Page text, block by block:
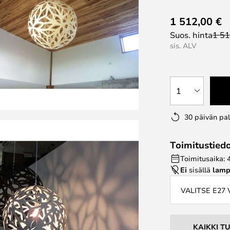
1 512,00 €
Suos. hinta1
sis. ALV
1
30 päivän
Toimitusaika:
Ei sisällä
VALITSE E27
KAIKKI